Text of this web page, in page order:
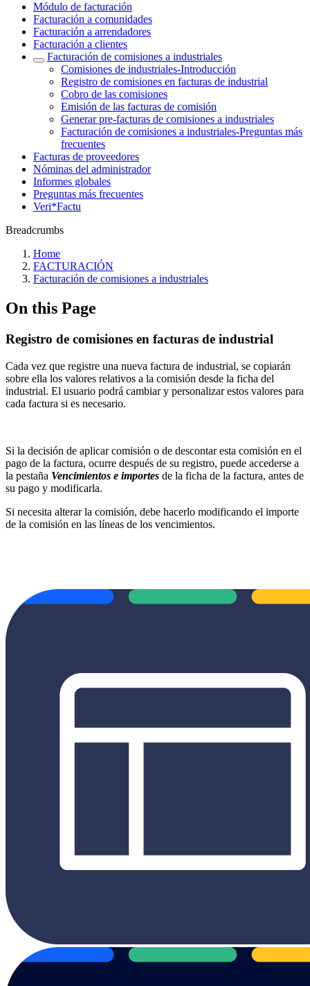
Módulo de facturación
Facturación a comunidades
Facturación a arrendadores
Facturación a clientes
Facturación de comisiones a industriales
Comisiones de industriales-Introducción
Registro de comisiones en facturas de industrial
Cobro de las comisiones
Emisión de las facturas de comisión
Generar pre-facturas de comisiones a industriales
Facturación de comisiones a industriales-Preguntas más
frecuentes
Facturas de proveedores
Nóminas del administrador
Informes globales
Preguntas más frecuentes
Veri*Factu
Breadcrumbs
Home
FACTURACIÓN
Facturación de comisiones a industriales
On this Page
Registro de comisiones en facturas de industrial
Cada vez que registre una nueva factura de industrial, se copiarán
sobre ella los valores relativos a la comisión desde la ficha del
industrial. El usuario podrá cambiar y personalizar estos valores para
cada factura si es necesario.
Si la decisión de aplicar comisión o de descontar esta comisión en el
pago de la factura, ocurre después de su registro, puede accederse a
la pestaña Vencimientos e importes de la ficha de la factura, antes de
su pago y modificarla.
Si necesita alterar la comisión, debe hacerlo modificando el importe
de la comisión en las líneas de los vencimientos.